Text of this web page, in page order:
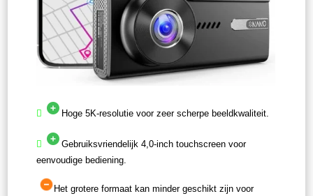
Hoge 5K-resolutie voor zeer scherpe beeldkwaliteit.
Gebruiksvriendelijk 4,0-inch touchscreen voor
eenvoudige bediening.
Het grotere formaat kan minder geschikt zijn voor